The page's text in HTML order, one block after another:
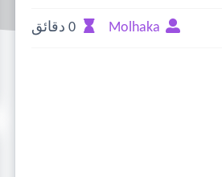
Molhaka 0 دقائق